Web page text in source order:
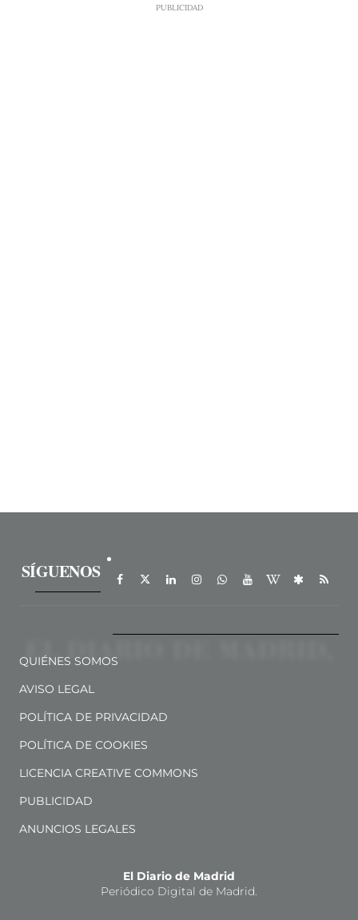
SÍGUENOS
QUIÉNES SOMOS
AVISO LEGAL
POLÍTICA DE PRIVACIDAD
POLÍTICA DE COOKIES
LICENCIA CREATIVE COMMONS
PUBLICIDAD
ANUNCIOS LEGALES
El Diario de Madrid
Periódico Digital de Madrid.